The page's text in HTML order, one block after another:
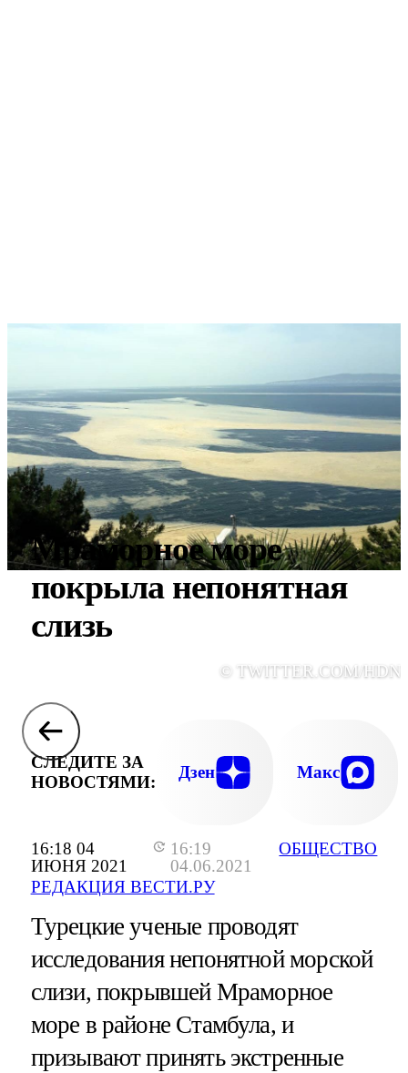
16:18 04
ИЮНЯ 2021
16:19
04.06.2021
РЕДАКЦИЯ ВЕСТИ.РУ
ОБЩЕСТВО
Мраморное море
покрыла непонятная
слизь
© TWITTER.COM/
СЛЕДИТЕ ЗА
НОВОСТЯМИ:
Дзен Макс
Турецкие ученые проводят
исследования непонятной морской
слизи, покрывшей Мраморное
море в районе Стамбула, и
призывают принять экстренные